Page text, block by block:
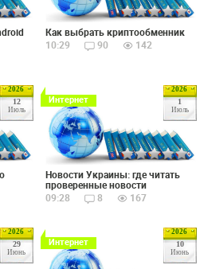
Как выбрать криптообменник
10:29
90 142
2026
12
Июль
2026
1
Июль
Интернет
Новости Украины: где читать
проверенные новости
09:28
8 167
2026
29
Июнь
2026
10
Июнь
Интернет